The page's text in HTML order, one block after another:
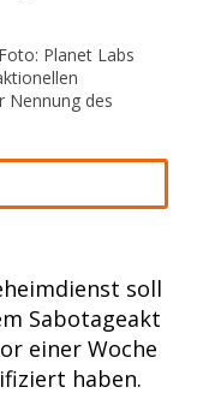
Planet Labs
Nennung des
soll
Sabotageakt
einer Woche
haben.